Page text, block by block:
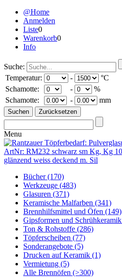
@Home
Anmelden
Liste0
Warenkorb0
Info
Suche:
Temperatur:
-
°C
Schamotte:
-
%
Schamotte:
- mm
Menu
Bücher(170)
Werkzeuge (483)
Glasuren (371)
Keramische Malfarben (341)
Brennhilfsmittel und Öfen (149)
Gipsformen und Schrühkeramik
Ton & Rohstoffe (286)
Töpferscheiben (77)
Sonderangebote (5)
Drucken auf Keramik (1)
Vermietung (5)
Alle Brennöfen (>300)